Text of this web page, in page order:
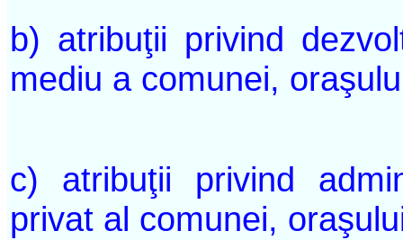
b) atribuţii privind
mediu a comunei,
c) atribuţii privind
privat al comunei,